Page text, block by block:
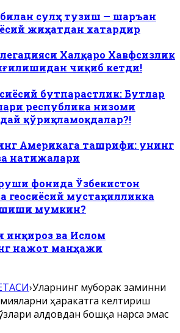
сулҳ тузиш — шаръан
жиҳатдан хатардир
Халқаро Хавфсизлик
чиқиб кетди!
бутпарастлик: Бутлар
республика низоми
қўриқламоқдалар?!
Америкага ташрифи: унинг
натижалари
фонида Ўзбекистон
геосиёсий мустақилликка
мумкин?
инқироз ва Ислом
нажот манҳажи
›Уларнинг муборак заминни
ҳаракатга келтириш
алдовдан бошқа нарса эмас